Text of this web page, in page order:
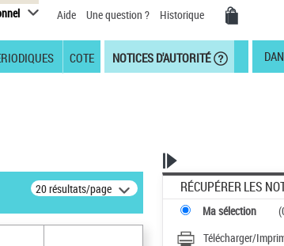
Aide Une question ? Historique
COTE NOTICES D'AUTORITÉ
20 résultats/page RÉCUPÉRER LES
Ma sélection (
Télécharger/